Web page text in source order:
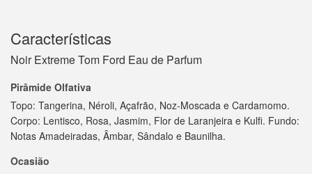
Características
Noir Extreme Tom Ford Eau de Parfum
Pirâmide Olfativa
Topo: Tangerina, Néroli, Açafrão, Noz-Moscada e Cardamomo.
Corpo: Lentisco, Rosa, Jasmim, Flor de Laranjeira e Kulfi. Fundo:
Notas Amadeiradas, Âmbar, Sândalo e Baunilha.
Ocasião